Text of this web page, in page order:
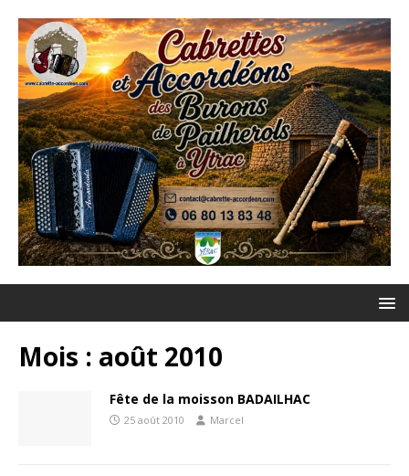
Mois : août 2010
Fête de la moisson BADAILHAC
25 août 2010 Marcel